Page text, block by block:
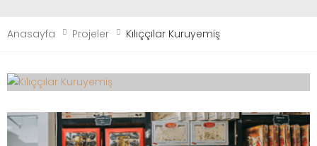
Anasayfa Projeler Kılıççılar Kuruyemiş